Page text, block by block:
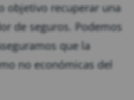
objetivo recuperar una
de seguros. Podemos
que la
no económicas del